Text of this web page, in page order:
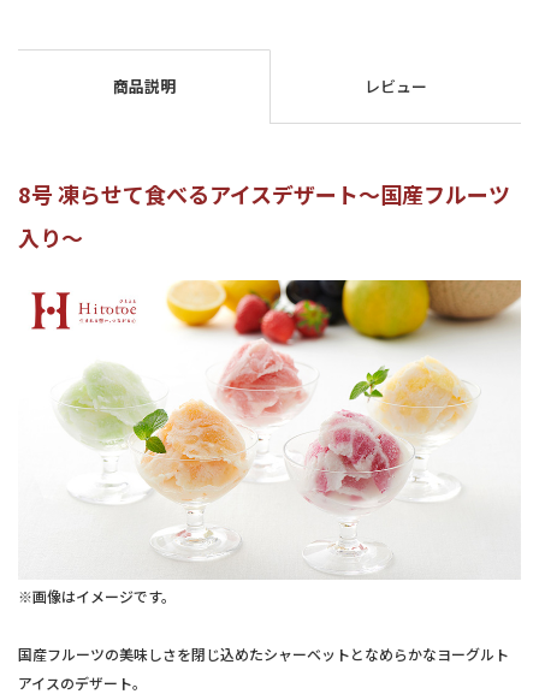
商品説明 レビュー
8号 凍らせて食べるアイスデザート～国産フルーツ
入り～
※画像はイメージです。
国産フルーツの美味しさを閉じ込めたシャーベットとなめらかなヨーグルト
アイスのデザート。